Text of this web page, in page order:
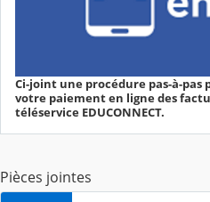
Ci-joint une procédure pas-à-pas
votre paiement en ligne des
téléservice EDUCONNECT.
Pièces jointes